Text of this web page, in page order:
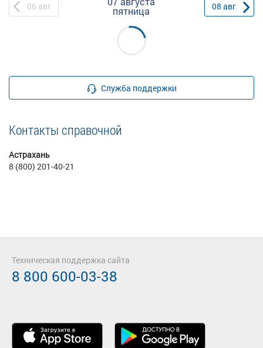
06 авг пятница 08 авг
Служба поддержки
Контакты справочной
Астрахань
8 (800) 201-40-21
Техническая поддержка сайта
8 800 600-03-38